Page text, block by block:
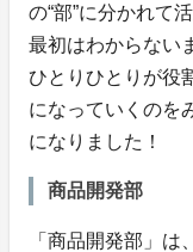
の“部”に分かれて
最初はわからない
ひとりひとりが役
になっていくのを
になりました！
商品開発部
「商品開発部」